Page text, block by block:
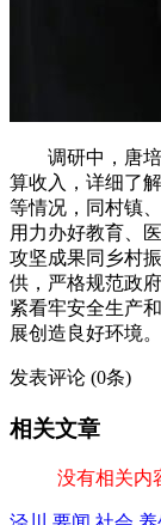
调研中，唐
算收入，详细了
等情况，同村镇
用力办好教育、
攻坚成果同乡村
供，严格规范政
紧看牢安全生产
展创造良好环境。
发表评论 (0条)
相关文章
没有相关内